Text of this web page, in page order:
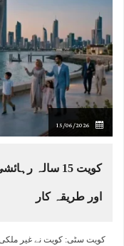
15/06/2026
کویت 15 سالہ
اور طریقہ کار
کویت سٹی: کویت نے غیر